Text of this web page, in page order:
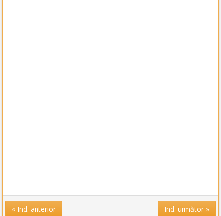
« Ind. anterior Ind. următor »